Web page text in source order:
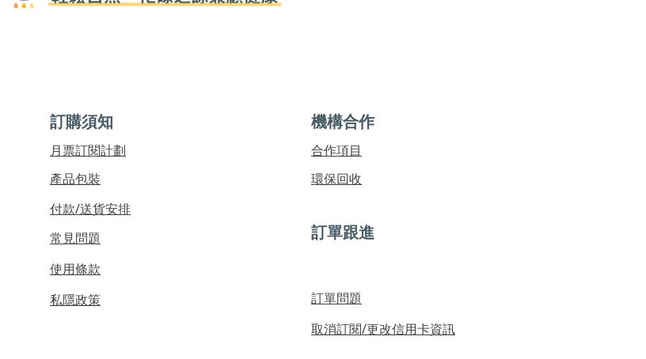
訂購須知
​月票訂閱計劃
產品包裝
常見問題
使用條款
私隱政策
付款/送貨安排
機構合作
合作項目
環保回收
訂單跟進
訂單問題
取消訂閱/更改信用卡資訊